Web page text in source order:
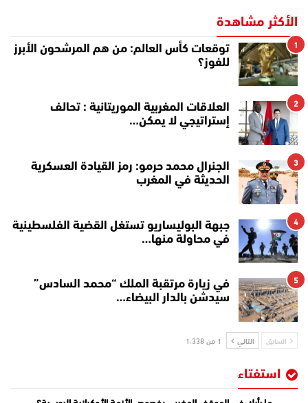
الأكثر مشاهدة
1
توقعات كأس العالم: من هم المرشحون الأبرز
للفوز؟
2
العلاقات المغربية الموريتانية : تحالف
إستراتيجي لا يمكن…
3
الجنرال محمد حرمو: رمز القيادة العسكرية
الحديثة في المغرب
4
جبهة البوليساريو تستغل القضية الفلسطينية
في محاولة منها…
5
في زيارة مرتقبة الملك “محمد السادس”
سيدشن بالدار البيضاء…
السابق التالي 1 من 1٬338
استفتاء